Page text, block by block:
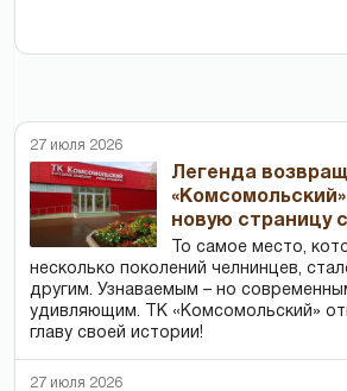
27 июля 2026
Легенда
новую страницу
То самое место,
несколько поколений челнинцев,
другим. Узнаваемым – но
удивляющим. ТК «Комсомольский»
главу своей истории!
27 июля 2026